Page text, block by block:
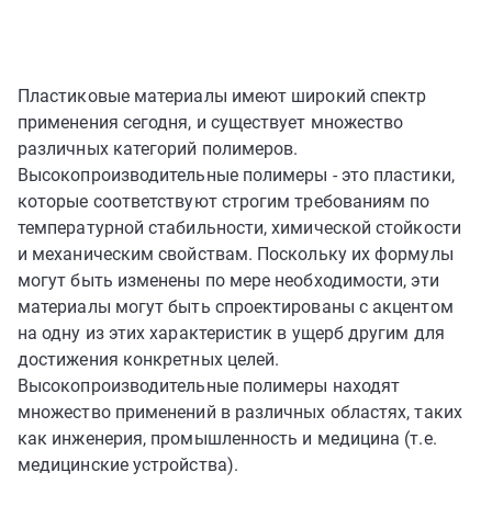
Пластиковые материалы имеют широкий спектр
применения сегодня, и существует множество
различных категорий полимеров.
Высокопроизводительные полимеры - это пластики,
которые соответствуют строгим требованиям по
температурной стабильности, химической стойкости
и механическим свойствам. Поскольку их формулы
могут быть изменены по мере необходимости, эти
материалы могут быть спроектированы с акцентом
на одну из этих характеристик в ущерб другим для
достижения конкретных целей.
Высокопроизводительные полимеры находят
множество применений в различных областях, таких
как инженерия, промышленность и медицина (т.е.
медицинские устройства).